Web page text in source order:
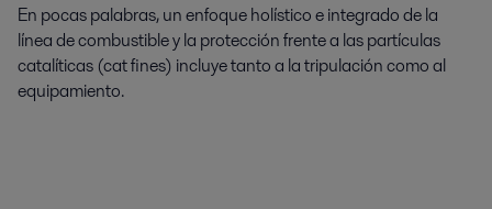
En pocas palabras, un enfoque holístico e integrado de la
línea de combustible y la protección frente a las partículas
catalíticas (cat fines) incluye tanto a la tripulación como al
equipamiento.